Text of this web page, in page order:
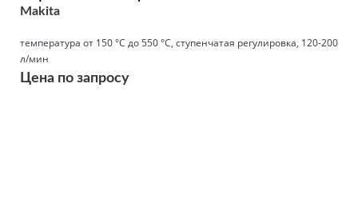
Makita
температура от 150 °С до 550 °С, ступенчатая регулировка, 120-200
л/мин
Цена по запросу